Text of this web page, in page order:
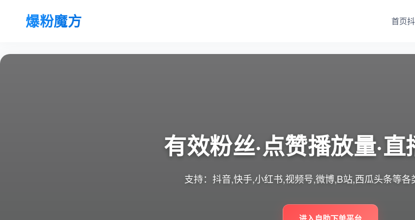
爆粉魔方 首页
有效粉丝·点赞播放量·
支持：抖音,快手,小红书,视频号,微博,B站,西瓜头条等各